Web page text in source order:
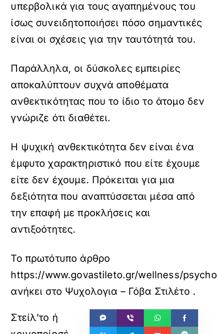
υπερβολικά για τους αγαπημένους του
ίσως συνειδητοποιήσει πόσο σημαντικές
είναι οι σχέσεις για την ταυτότητά του.
Παράλληλα, οι δύσκολες εμπειρίες
αποκαλύπτουν συχνά αποθέματα
ανθεκτικότητας που το ίδιο το άτομο δεν
γνώριζε ότι διαθέτει.
Η ψυχική ανθεκτικότητα δεν είναι ένα
έμφυτο χαρακτηριστικό που είτε έχουμε
είτε δεν έχουμε. Πρόκειται για μια
δεξιότητα που αναπτύσσεται μέσα από
την επαφή με προκλήσεις και
αντιξοότητες.
Το πρωτότυπο άρθρο
https://www.govastileto.gr/wellness/
ανήκει στο Ψυχολογια – Γόβα Στιλέτο .